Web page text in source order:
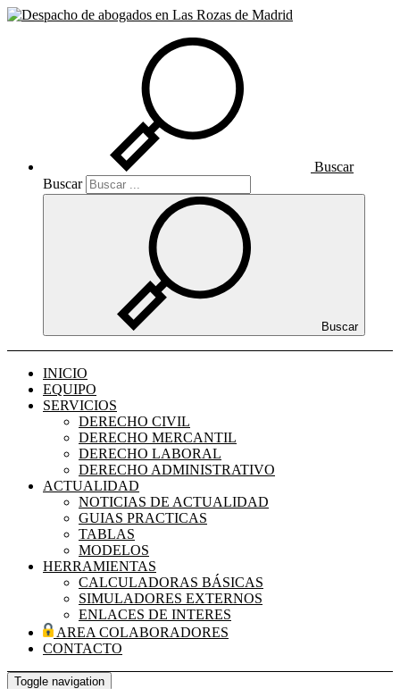
Buscar
Buscar
Buscar
INICIO
EQUIPO
SERVICIOS
DERECHO CIVIL
DERECHO MERCANTIL
DERECHO LABORAL
DERECHO ADMINISTRATIVO
ACTUALIDAD
NOTICIAS DE ACTUALIDAD
GUIAS PRACTICAS
TABLAS
MODELOS
HERRAMIENTAS
CALCULADORAS BÁSICAS
SIMULADORES EXTERNOS
ENLACES DE INTERES
AREA COLABORADORES
CONTACTO
Toggle navigation